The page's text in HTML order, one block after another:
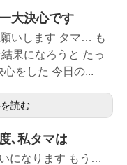
大決心です
いします タマ… も
果になろうと たっ
をした 今日の...
読む
､私タマは
になります もう…